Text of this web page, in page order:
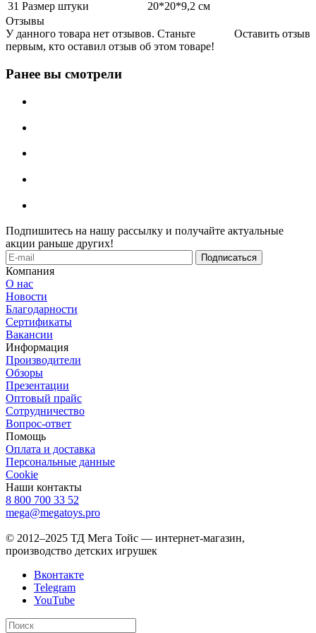
31 Размер штуки
20*20*9,2 см
Отзывы
Оставить отзыв
У данного товара нет отзывов. Станьте
первым, кто оставил отзыв об этом товаре!
Ранее вы смотрели
Подпишитесь на нашу рассылку и получайте актуальные
акции раньше других!
Компания
О нас
Новости
Благодарности
Сертификаты
Вакансии
Информация
Производители
Обзоры
Презентации
Оптовый прайс
Сотрудничество
Вопрос-ответ
Помощь
Оплата и доставка
Персональные данные
Cookie
Наши контакты
8 800 700 33 52
mega@megatoys.pro
© 2012–2025 ТД Мега Тойс — интернет-магазин,
производство детских игрушек
Вконтакте
Telegram
YouTube